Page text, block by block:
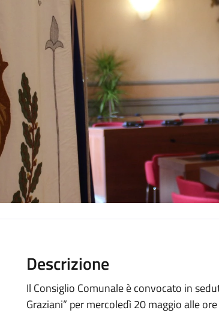
Descrizione
Il Consiglio Comunale è convocato in
Graziani” per mercoledì 20 maggio alle